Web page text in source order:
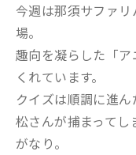
今週は那須サファ
場。
趣向を凝らした「
くれています。
クイズは順調に進
松さんが捕まって
がなり。